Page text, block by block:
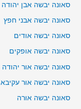
סאונה יבשה אבן יהודה
סאונה יבשה אבני חפץ
סאונה יבשה אודים
סאונה יבשה אופקים
סאונה יבשה אור יהודה
סאונה יבשה אור עקיבא
סאונה יבשה אורה